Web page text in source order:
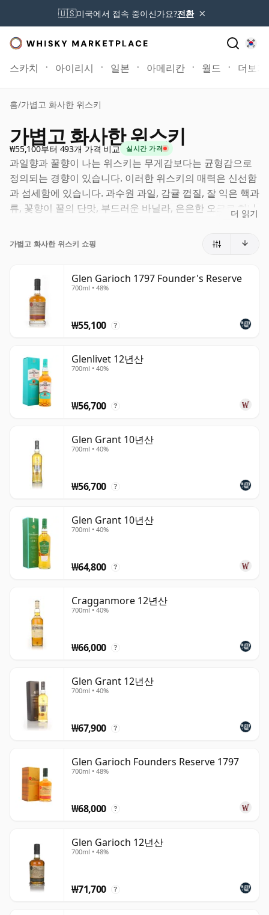
🇺🇸미국에서 접속 중이신가요?전환 ×
스카치 아이리시 일본 아메리칸 월드 더보기
홈/가볍고 화사한 위스키
가볍고 화사한 위스키
₩55,100부터 493개 가격 비교 실시간 가격
과일향과 꿀향이 나는 위스키는 무게감보다는 균형감으로
정의되는 경향이 있습니다. 이러한 위스키의 매력은 신선함
과 섬세함에 있습니다. 과수원 과일, 감귤 껍질, 잘 익은 핵과
류, 꽃향이 꿀의 단맛, 부드러운 바닐라, 은은한 오크로 하나
부하며, 흥미를 끌기에 충분한 풍미를 가지고 있지만 나무,
많은 클래식한 사례들이 스코틀랜드에서 나오는데,
Balblair, Arran, Glenlivet, Glenfiddich, Dalwhinnie 같은
증류소들이 오랫동안 이런 프로필로 찬사를 받아왔습니다.
과일과 꿀을 중심에 두면서 조금 더 많은 질감이나 염분기를
가져옵니다. 아일랜드에서는 Jameson이 특히 이런 부드럽
고 꿀향이 나는 스타일을 명확하게 보여주는 경우가 많으며,
일본에서는 Yamazaki가 과일향, 꽃향, 은은한 단맛을 정밀
함과 우아함으로 표현하는 좋은 예입니다.
더 읽기
가볍고 화사한 위스키 쇼핑
Glen Garioch 1797 Founder's Reserve
700ml • 48%
₩55,100 ?
Glenlivet 12년산
700ml • 40%
₩56,700 ?
Glen Grant 10년산
700ml • 40%
₩56,700 ?
Glen Grant 10년산
700ml • 40%
₩64,800 ?
Cragganmore 12년산
700ml • 40%
₩66,000 ?
Glen Grant 12년산
700ml • 40%
₩67,900 ?
Glen Garioch Founders Reserve 1797
700ml • 48%
₩68,000 ?
Glen Garioch 12년산
700ml • 48%
₩71,700 ?